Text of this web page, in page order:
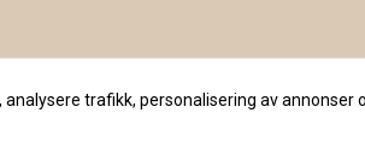
trafikk, personalisering av annonser